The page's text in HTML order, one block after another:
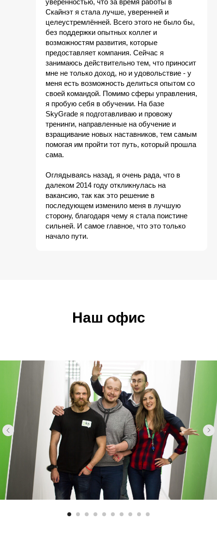
уверенностью, что за время работы в
Скайнэт я стала лучше, уверенней и
целеустремлённей. Всего этого не было бы,
без поддержки опытных коллег и
возможностям развития, которые
предоставляет компания. Сейчас я
занимаюсь действительно тем, что приносит
мне не только доход, но и удовольствие - у
меня есть возможность делиться опытом со
своей командой. Помимо сферы управления,
я пробую себя в обучении. На базе
SkyGrade я подготавливаю и провожу
тренинги, направленные на обучение и
взращивание новых наставников, тем самым
помогая им пройти тот путь, который прошла
сама.
Оглядываясь назад, я очень рада, что в
далеком 2014 году откликнулась на
вакансию, так как это решение в
последующем изменило меня в лучшую
сторону, благодаря чему я стала поистине
сильней. И самое главное, что это только
начало пути.
Наш офис